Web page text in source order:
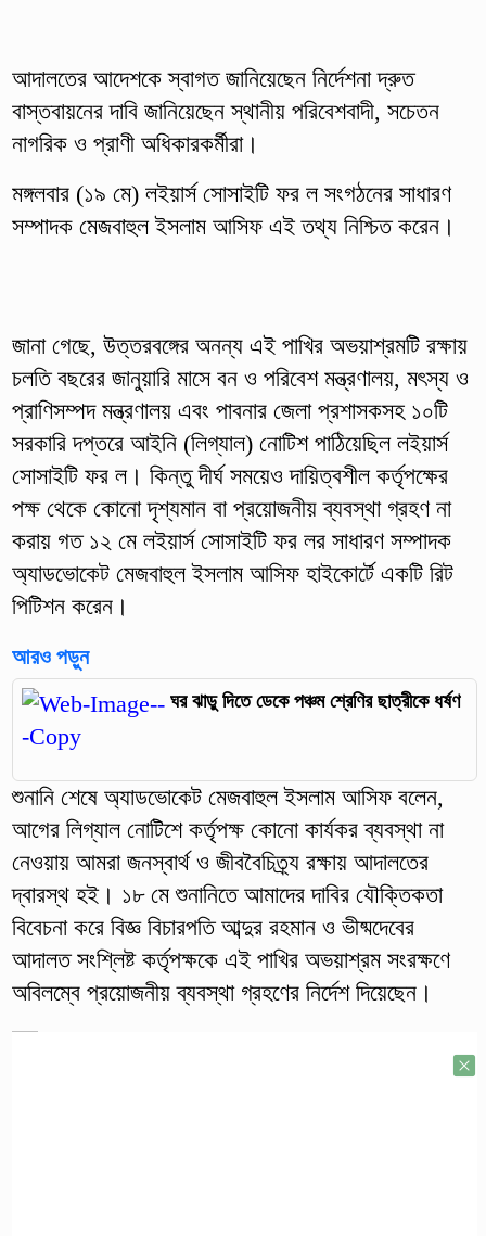
আদালতের আদেশকে স্বাগত জানিয়েছেন নির্দেশনা দ্রুত
বাস্তবায়নের দাবি জানিয়েছেন স্থানীয় পরিবেশবাদী, সচেতন
নাগরিক ও প্রাণী অধিকারকর্মীরা।
মঙ্গলবার (১৯ মে) লইয়ার্স সোসাইটি ফর ল সংগঠনের সাধারণ
সম্পাদক মেজবাহুল ইসলাম আসিফ এই তথ্য নিশ্চিত করেন।
জানা গেছে, উত্তরবঙ্গের অনন্য এই পাখির অভয়াশ্রমটি রক্ষায়
চলতি বছরের জানুয়ারি মাসে বন ও পরিবেশ মন্ত্রণালয়, মৎস্য ও
প্রাণিসম্পদ মন্ত্রণালয় এবং পাবনার জেলা প্রশাসকসহ ১০টি
সরকারি দপ্তরে আইনি (লিগ্যাল) নোটিশ পাঠিয়েছিল লইয়ার্স
সোসাইটি ফর ল। কিন্তু দীর্ঘ সময়েও দায়িত্বশীল কর্তৃপক্ষের
পক্ষ থেকে কোনো দৃশ্যমান বা প্রয়োজনীয় ব্যবস্থা গ্রহণ না
করায় গত ১২ মে লইয়ার্স সোসাইটি ফর লর সাধারণ সম্পাদক
অ্যাডভোকেট মেজবাহুল ইসলাম আসিফ হাইকোর্টে একটি রিট
পিটিশন করেন।
আরও পড়ুন
ঘর ঝাড়ু দিতে ডেকে পঞ্চম শ্রেণির ছাত্রীকে ধর্ষণ
শুনানি শেষে অ্যাডভোকেট মেজবাহুল ইসলাম আসিফ বলেন,
আগের লিগ্যাল নোটিশে কর্তৃপক্ষ কোনো কার্যকর ব্যবস্থা না
নেওয়ায় আমরা জনস্বার্থ ও জীববৈচিত্র্য রক্ষায় আদালতের
দ্বারস্থ হই। ১৮ মে শুনানিতে আমাদের দাবির যৌক্তিকতা
বিবেচনা করে বিজ্ঞ বিচারপতি আব্দুর রহমান ও ভীষ্মদেবের
আদালত সংশ্লিষ্ট কর্তৃপক্ষকে এই পাখির অভয়াশ্রম সংরক্ষণে
অবিলম্বে প্রয়োজনীয় ব্যবস্থা গ্রহণের নির্দেশ দিয়েছেন।